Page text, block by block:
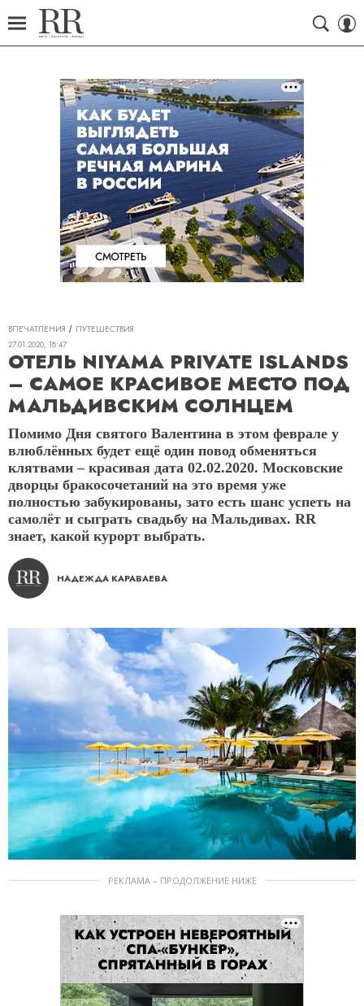
ВПЕЧАТЛЕНИЯ
ПУТЕШЕСТВИЯ
27.01.2020, 18:47
ОТЕЛЬ NIYAMA PRIVATE ISLANDS
– САМОЕ КРАСИВОЕ МЕСТО ПОД
МАЛЬДИВСКИМ СОЛНЦЕМ
Помимо Дня святого Валентина в этом феврале у
влюблённых будет ещё один повод обменяться
клятвами – красивая дата 02.02.2020. Московские
дворцы бракосочетаний на это время уже
полностью забукированы, зато есть шанс успеть на
самолёт и сыграть свадьбу на Мальдивах. RR
знает, какой курорт выбрать.
НАДЕЖДА КАРАВАЕВА
РЕКЛАМА – ПРОДОЛЖЕНИЕ НИЖЕ